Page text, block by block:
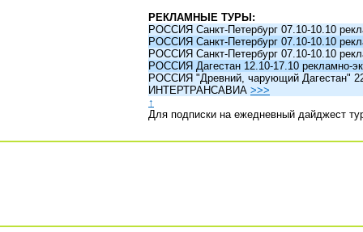
РЕКЛАМНЫЕ ТУРЫ:
РОССИЯ Санкт-Петербург 07.10-10.10
РОССИЯ Санкт-Петербург 07.10-10.10
РОССИЯ Санкт-Петербург 07.10-10.10
РОССИЯ Дагестан 12.10-17.10 рекламно-
РОССИЯ "Древний, чарующий Дагестан"
ИНТЕРТРАНСАВИА >>>
↑
Для подписки на ежедневный дайджест